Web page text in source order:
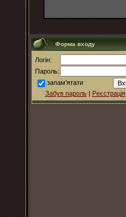
Форма входу
Логін:
Пароль:
запам'ятати
Забув пароль| Реєстрація